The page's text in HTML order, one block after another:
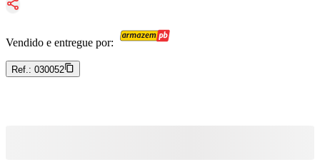
Vendido e entregue por:
Ref.: 030052